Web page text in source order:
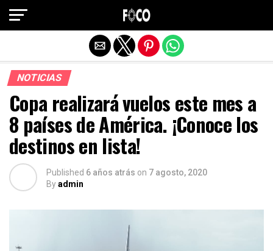
NOTICIAS
Copa realizará vuelos este mes a
8 países de América. ¡Conoce los
destinos en lista!
Published 6 años atrás on 7 agosto, 2020
Byadmin
Salir de la versión móvil